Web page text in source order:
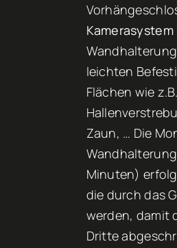
Kamerasystem
leichten
Flächen wie
Zaun, … Die
Minuten)
die durch das
werden, damit
Dritte